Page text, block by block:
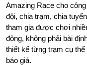
Amazing Race cho
đội, chia trạm, chia
tham gia được chơi
đông, không phải bài
thiết kế từng trạm cụ
báo giá.